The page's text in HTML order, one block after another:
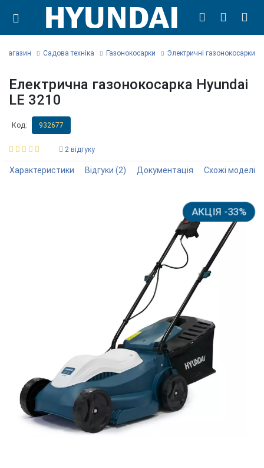
магазин Садова техніка Газонокосарки Электричні газонокосарки
Електрична газонокосарка Hyundai
LE 3210
Код: 932677
2 відгуку
Характеристики Відгуки (2) Документація Схожі моделі
АКЦІЯ -33%